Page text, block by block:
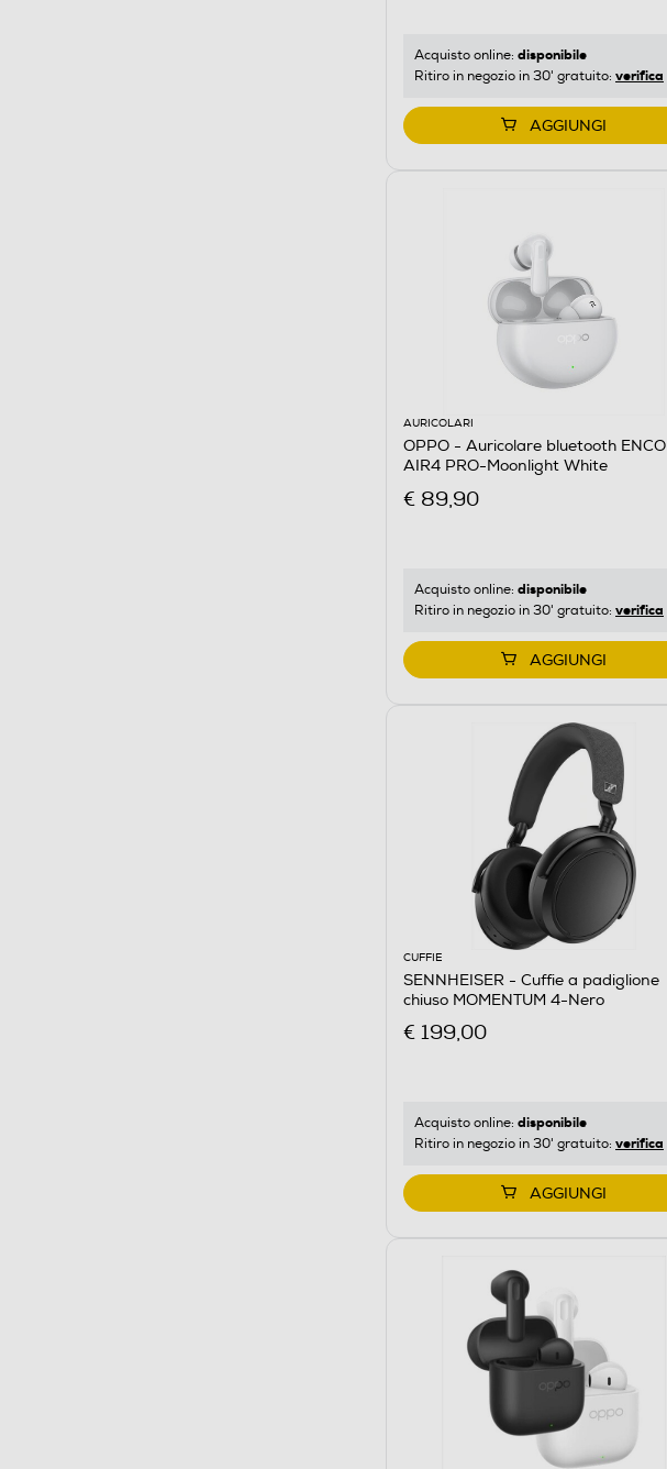
Acquisto online: disponibile
Ritiro in negozio in 30' gratuito: verifica
AGGIUNGI
AURICOLARI
OPPO - Auricolare bluetooth ENCO
AIR4 PRO-Moonlight White
€ 89,90
Acquisto online: disponibile
Ritiro in negozio in 30' gratuito: verifica
AGGIUNGI
CUFFIE
SENNHEISER - Cuffie a padiglione
chiuso MOMENTUM 4-Nero
€ 199,00
Acquisto online: disponibile
Ritiro in negozio in 30' gratuito: verifica
AGGIUNGI